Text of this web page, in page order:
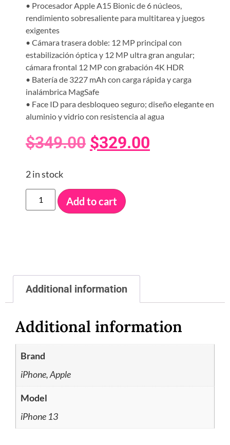
• Procesador Apple A15 Bionic de 6 núcleos,
rendimiento sobresaliente para multitarea y juegos
exigentes
• Cámara trasera doble: 12 MP principal con
estabilización óptica y 12 MP ultra gran angular;
cámara frontal 12 MP con grabación 4K HDR
• Batería de 3227 mAh con carga rápida y carga
inalámbrica MagSafe
• Face ID para desbloqueo seguro; diseño elegante en
aluminio y vidrio con resistencia al agua
$349.00 $329.00
2 in stock
Add to cart
Additional information
Additional information
Brand
iPhone, Apple
Model
iPhone 13